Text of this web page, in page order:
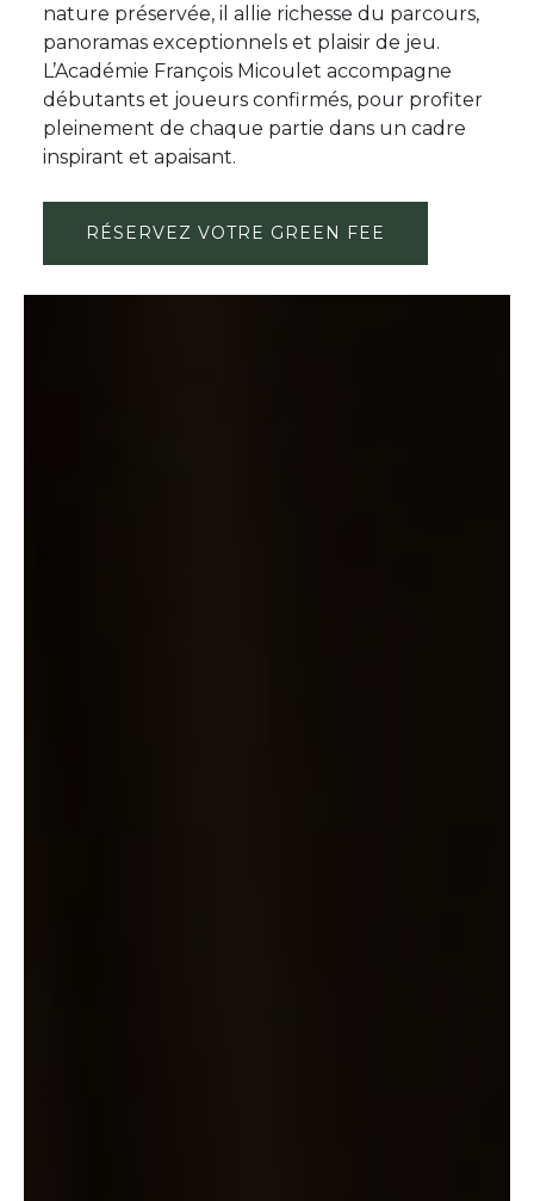
nature préservée, il allie richesse du parcours,
panoramas exceptionnels et plaisir de jeu.
L’Académie François Micoulet accompagne
débutants et joueurs confirmés, pour profiter
pleinement de chaque partie dans un cadre
inspirant et apaisant.
RÉSERVEZ VOTRE GREEN FEE